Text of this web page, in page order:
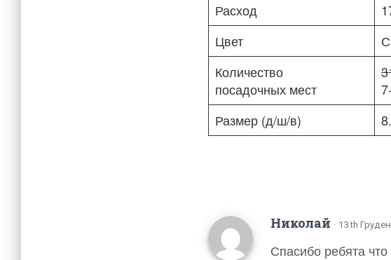
Расход
Цвет
Количество
посадочных мест
Размер (д/ш/в)
Николай · 13th
Спасибо ребята